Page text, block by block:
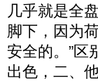
几乎就是全
脚下，因为
安全的。”区
出色，二、